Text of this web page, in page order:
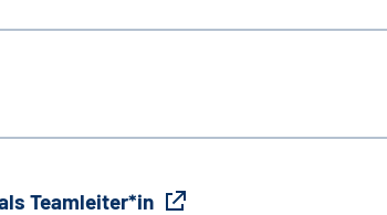
Teamleiter*in